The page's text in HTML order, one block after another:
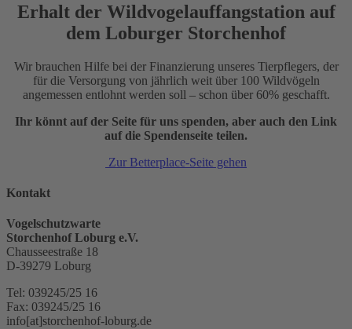
Erhalt der Wildvogelauffangstation auf
dem Loburger Storchenhof
Wir brauchen Hilfe bei der Finanzierung unseres Tierpflegers, der
für die Versorgung von jährlich weit über 100 Wildvögeln
angemessen entlohnt werden soll – schon über 60% geschafft.
Ihr könnt auf der Seite für uns spenden, aber auch den Link
auf die Spendenseite teilen.
Zur Betterplace-Seite gehen
Kontakt
Vogelschutzwarte
Storchenhof Loburg e.V.
Chausseestraße 18
D-39279 Loburg
Tel: 039245/25 16
Fax: 039245/25 16
info[at]storchenhof-loburg.de